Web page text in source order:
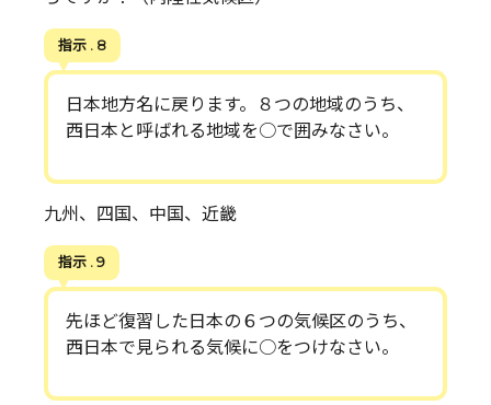
指示 . 8
日本地方名に戻ります。８つの地域のうち、
西日本と呼ばれる地域を○で囲みなさい。
九州、四国、中国、近畿
指示 . 9
先ほど復習した日本の６つの気候区のうち、
西日本で見られる気候に○をつけなさい。